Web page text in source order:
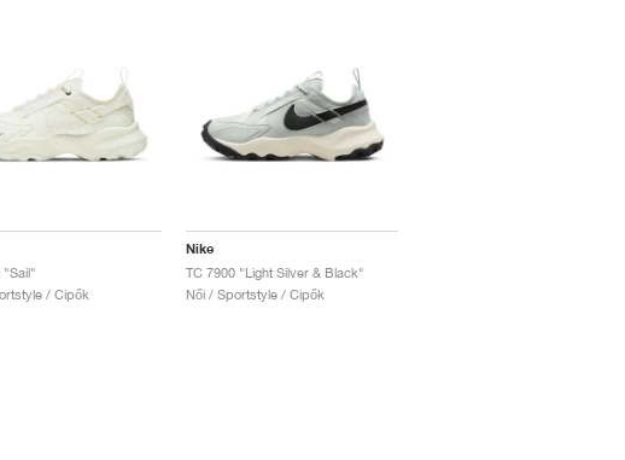
"Sail"
/ Cipők
Nike
TC 7900 "Light Silver & Black"
Női / Sportstyle / Cipők